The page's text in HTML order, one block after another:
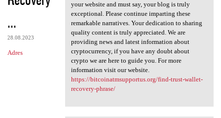
...
28.08.2023
Adres
your website and must say, your blog is truly
exceptional. Please continue imparting these
remarkable narratives. Your dedication to sharing
quality content is truly appreciated. We are
providing news and latest information about
cryptocurrency, if you have any doubt about
crypto we are here to guide you. For more
information visit our website.
https://bitcoinatmsupportus.org/find-trust-wallet-
recovery-phrase/